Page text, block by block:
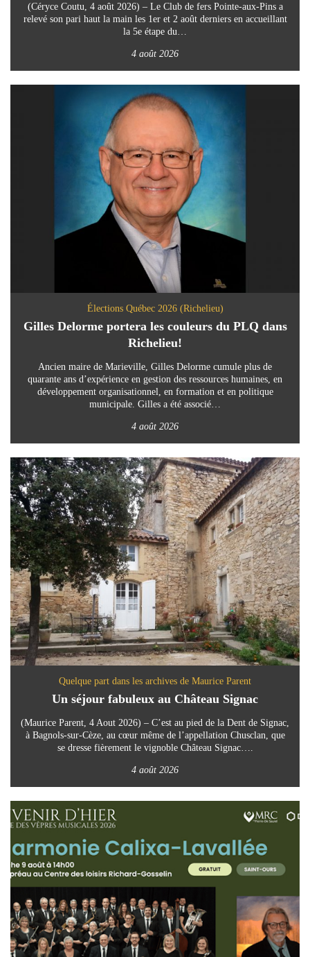
(Céryce Coutu, 4 août 2026) – Le Club de fers Pointe-aux-Pins a
relevé son pari haut la main les 1er et 2 août derniers en accueillant
la 5e étape du…
4 août 2026
Élections Québec 2026 (Richelieu)
Gilles Delorme portera les couleurs du PLQ dans
Richelieu!
Ancien maire de Marieville, Gilles Delorme cumule plus de
quarante ans d’expérience en gestion des ressources humaines, en
développement organisationnel, en formation et en politique
municipale. Gilles a été associé…
4 août 2026
Quelque part dans les archives de Maurice Parent
Un séjour fabuleux au Château Signac
(Maurice Parent, 4 Aout 2026) – C’est au pied de la Dent de Signac,
à Bagnols-sur-Cèze, au cœur même de l’appellation Chusclan, que
se dresse fièrement le vignoble Château Signac….
4 août 2026